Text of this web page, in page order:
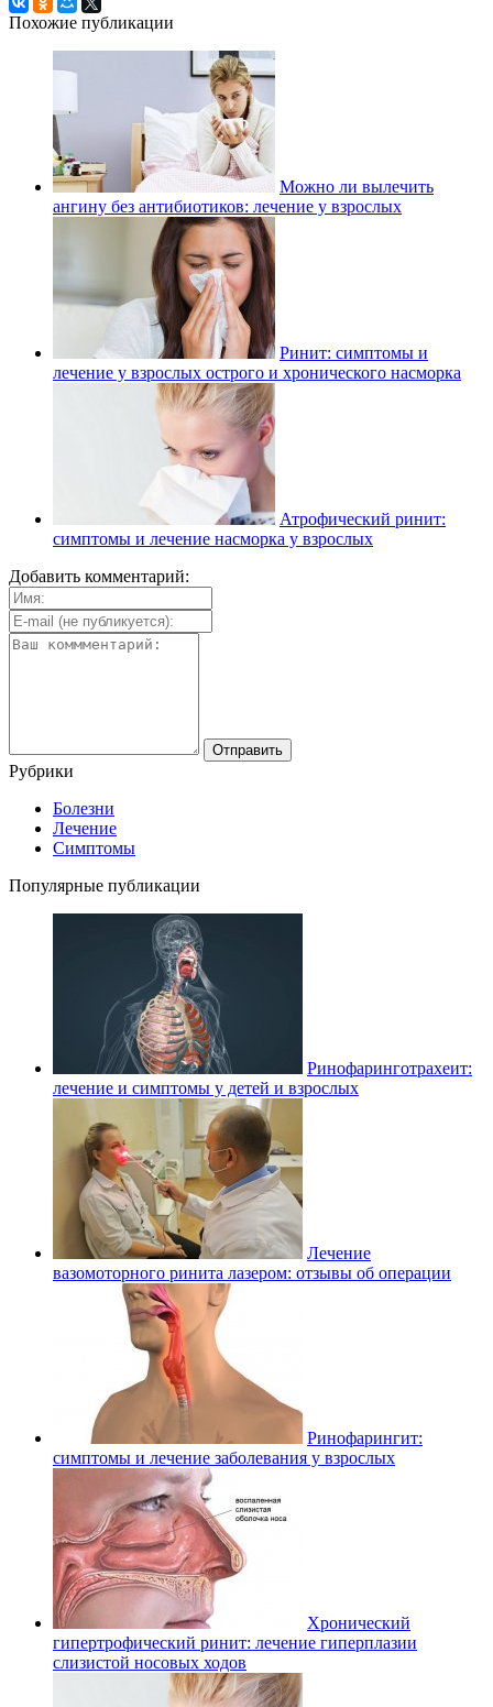
Похожие публикации
Можно ли вылечить
ангину без антибиотиков: лечение у взрослых
Ринит: симптомы и
лечение у взрослых острого и хронического насморка
Атрофический ринит:
симптомы и лечение насморка у взрослых
Добавить комментарий:
Рубрики
Болезни
Лечение
Симптомы
Популярные публикации
Ринофаринготрахеит:
лечение и симптомы у детей и взрослых
Лечение
вазомоторного ринита лазером: отзывы об операции
Ринофарингит:
симптомы и лечение заболевания у взрослых
Хронический
гипертрофический ринит: лечение гиперплазии
слизистой носовых ходов